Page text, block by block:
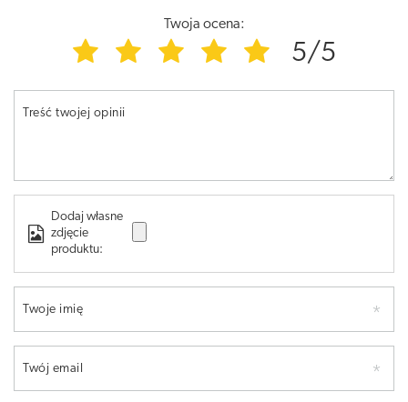
Twoja ocena:
5/5
Treść twojej opinii
Dodaj własne
zdjęcie
produktu:
Twoje imię
Twój email